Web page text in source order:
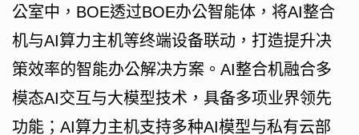
公室中，BOE透过BOE办公智能体，将AI整合
机与AI算力主机等终端设备联动，打造提升决
策效率的智能办公解决方案。AI整合机融合多
模态AI交互与大模型技术，具备多项业界领先
功能；AI算力主机支持多种AI模型与私有云部